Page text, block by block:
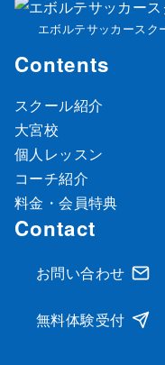
エボルテサッカースク
Contents
スクール紹介
大宮校
個人レッスン
コーチ紹介
料金・会員特典
Contact
お問い合わせ
無料体験受付